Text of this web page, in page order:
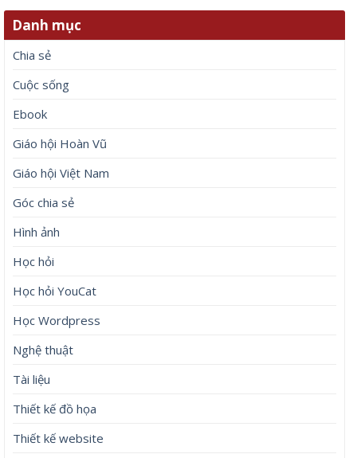
Danh mục
Chia sẻ
Cuộc sống
Ebook
Giáo hội Hoàn Vũ
Giáo hội Việt Nam
Góc chia sẻ
Hình ảnh
Học hỏi
Học hỏi YouCat
Học Wordpress
Nghệ thuật
Tài liệu
Thiết kế đồ họa
Thiết kế website